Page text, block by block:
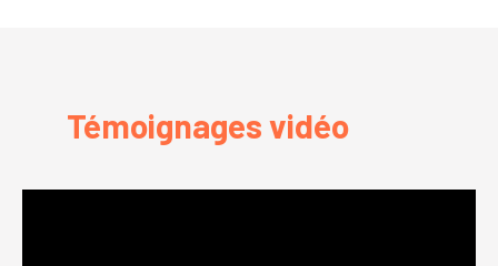
Témoignages vidéo